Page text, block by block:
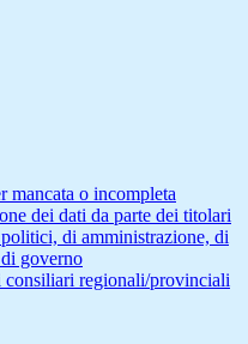
mancata o incompleta
dei dati da parte dei titolari
di amministrazione, di
governo
regionali/provinciali